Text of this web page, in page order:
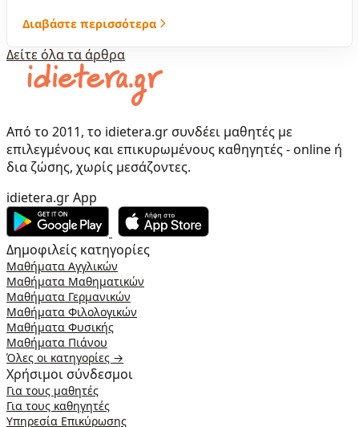
Διαβάστε περισσότερα
Δείτε όλα τα άρθρα
Από το 2011, το idietera.gr συνδέει μαθητές με
επιλεγμένους και επικυρωμένους καθηγητές - online ή
δια ζώσης, χωρίς μεσάζοντες.
idietera.gr App
Δημοφιλείς κατηγορίες
Μαθήματα Αγγλικών
Μαθήματα Μαθηματικών
Μαθήματα Γερμανικών
Μαθήματα Φιλολογικών
Μαθήματα Φυσικής
Μαθήματα Πιάνου
Όλες οι κατηγορίες →
Χρήσιμοι σύνδεσμοι
Για τους μαθητές
Για τους καθηγητές
Υπηρεσία Επικύρωσης